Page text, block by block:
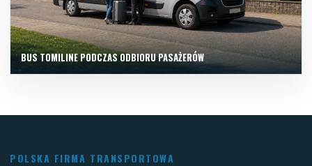
BUS TOMILINE PODCZAS ODBIORU PASAŻERÓW
POLSKA FIRMA TRANSPORTOWA